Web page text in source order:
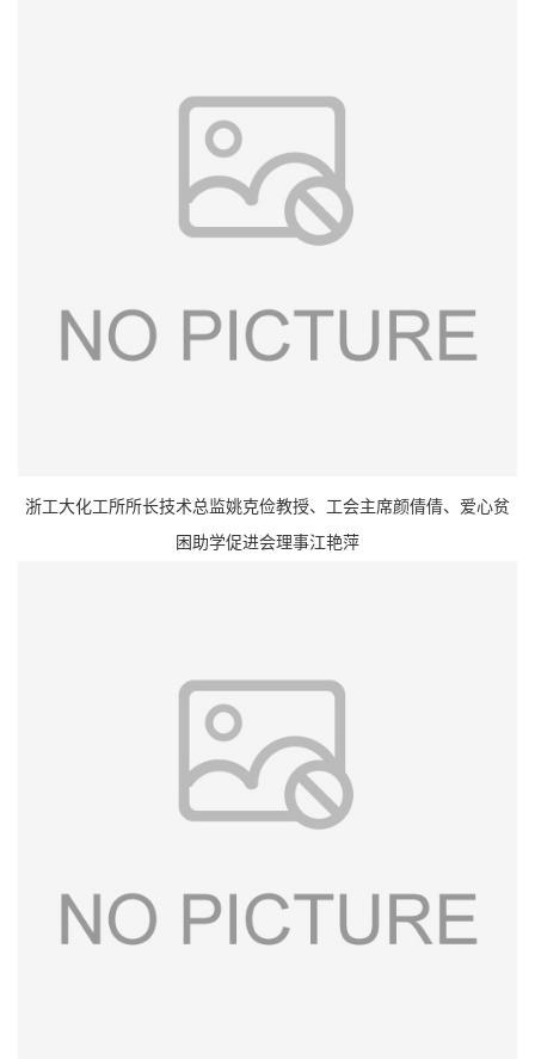
浙工大化工所所长技术总监姚克俭教授、工会主席颜倩倩、爱心贫
困助学促进会理事江艳萍